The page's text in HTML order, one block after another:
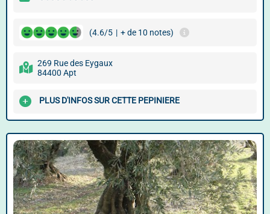
(4.6/5 | + de 10 notes)
269 Rue des Eygaux
84400 Apt
PLUS D'INFOS SUR CETTE PEPINIERE